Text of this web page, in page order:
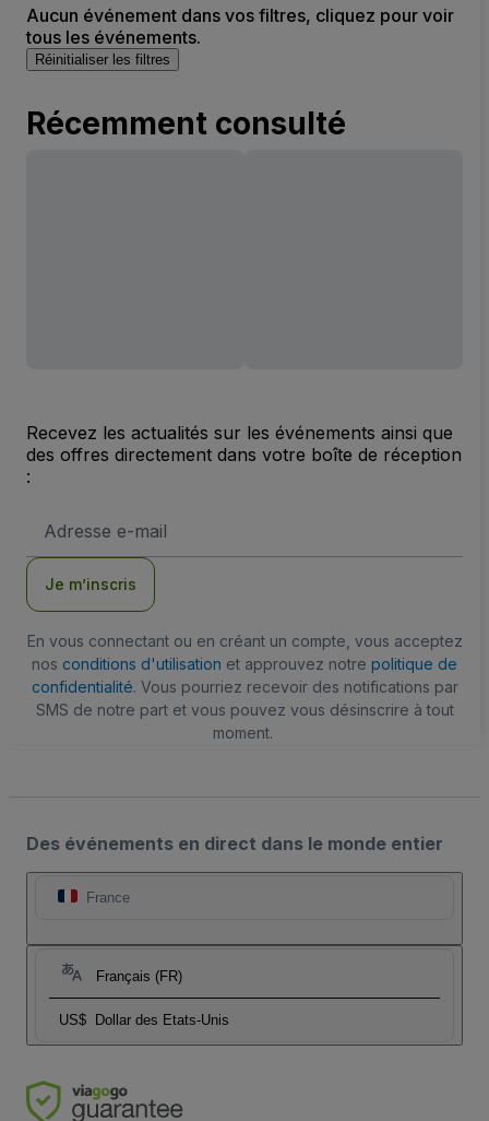
Aucun événement dans vos filtres, cliquez pour voir
tous les événements.
Réinitialiser les filtres
Récemment consulté
Recevez les actualités sur les événements ainsi que
des offres directement dans votre boîte de réception
:
e-
Je m’inscris
En vous connectant ou en créant un compte, vous acceptez
nos conditions d'utilisation et approuvez notre politique de
confidentialité. Vous pourriez recevoir des notifications par
SMS de notre part et vous pouvez vous désinscrire à tout
moment.
Des événements en direct dans le monde entier
France
Français (FR)
US$ Dollar des Etats-Unis